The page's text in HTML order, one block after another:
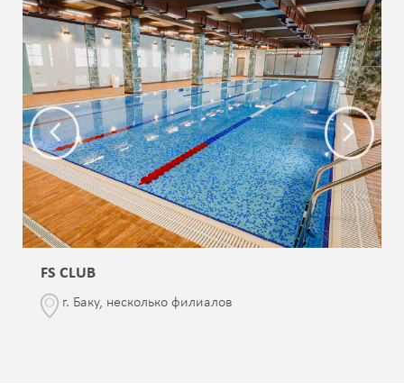
FS CLUB
г. Баку, несколько филиалов